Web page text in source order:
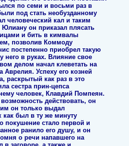
по семи и восьми раз в
под стать необузданному
человеческий кал и таким
он приказал плясать
и бить в кимвалы
позволив Коммоду
постепенно приобрел такую
него в руках. Влияние свое
делом начал клеветать на
Успеху его козней
раскрытый как раз в это
сестра прин-цепса
человек, Клавдий Помпеян.
действовать, он
он только выдал
как был в ту же минуту
покушение стало первой и
ранило его душу, и он
о речи напавшего на